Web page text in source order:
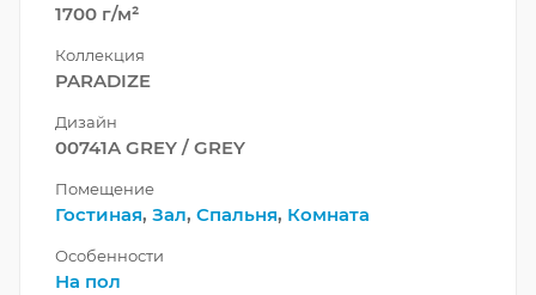
1700 г/м²
Коллекция
PARADIZE
Дизайн
00741A GREY / GREY
Помещение
Гостиная, Зал, Спальня, Комната
Особенности
На пол